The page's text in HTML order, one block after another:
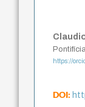
https://
DOI: